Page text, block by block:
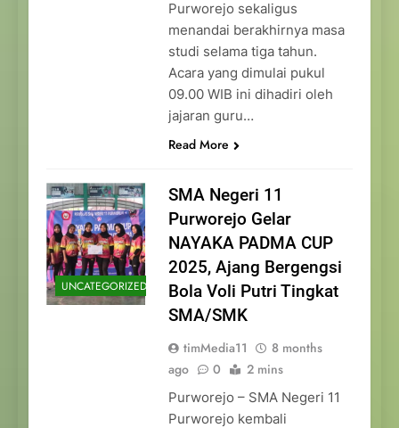
Purworejo sekaligus
menandai berakhirnya masa
studi selama tiga tahun.
Acara yang dimulai pukul
09.00 WIB ini dihadiri oleh
jajaran guru…
Read More
UNCATEGORIZED
SMA Negeri 11
Purworejo Gelar
NAYAKA PADMA CUP
2025, Ajang Bergengsi
Bola Voli Putri Tingkat
SMA/SMK
timMedia11
8 months
ago
0 2 mins
Purworejo – SMA Negeri 11
Purworejo kembali